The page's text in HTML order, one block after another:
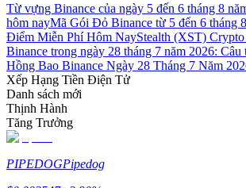
Chiến lược giao dịch
Học cách duy trì lợi nhuận
Từ vựng Binance của ngày 5 đến 6 tháng 8
hôm nayMã Gói Đỏ Binance từ 5 đến 6 tháng
Điểm Miễn Phí Hôm NayStealth (XST)
Binance trong ngày 28 tháng 7 năm 2026:
Hồng Bao Binance Ngày 28 Tháng 7 Năm
Xếp Hạng Tiền Điện Tử
Danh sách mới
Thịnh Hành
Tăng Trưởng
PIPEDOGPipedog